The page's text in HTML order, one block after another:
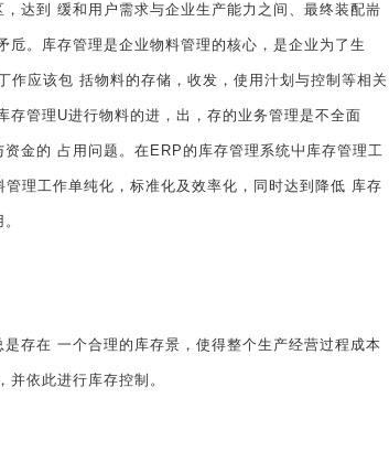
达到 缓和用户需求与企业生产能力之间、最终装配耑
。库存管理是企业物料管理的核心，是企业为了生
应该包 括物料的存储，收发，使用汁划与控制等相关
管理U进行物料的进，出，存的业务管理是不全面
金的 占用问题。在ERP的库存管理系统屮库存管理工
理工作单纯化，标准化及效率化，同时达到降低 库存
存在 一个合理的库存景，使得整个生产经营过程成本
依此进行库存控制。